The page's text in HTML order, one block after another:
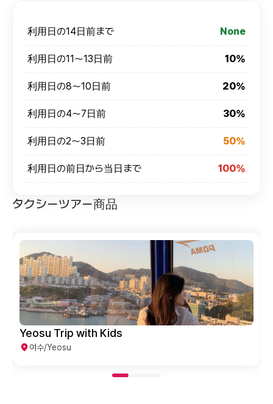
利用日の14日前まで None
利用日の11～13日前 10%
利用日の8～10日前 20%
利用日の4～7日前 30%
利用日の2～3日前 50%
利用日の前日から当日まで 100%
タクシーツアー商品
Yeosu Trip with Kids
여수/Yeosu